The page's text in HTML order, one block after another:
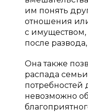
им понять
отношения
с
после
Она также
распада
потребностей
невозможно